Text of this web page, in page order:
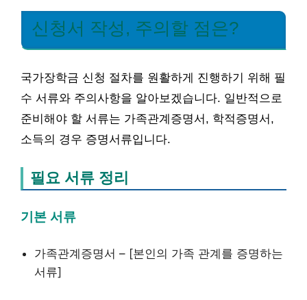
신청서 작성, 주의할 점은?
국가장학금 신청 절차를 원활하게 진행하기 위해 필
수 서류와 주의사항을 알아보겠습니다. 일반적으로
준비해야 할 서류는 가족관계증명서, 학적증명서,
소득의 경우 증명서류입니다.
필요 서류 정리
기본 서류
가족관계증명서 – [본인의 가족 관계를 증명하는
서류]